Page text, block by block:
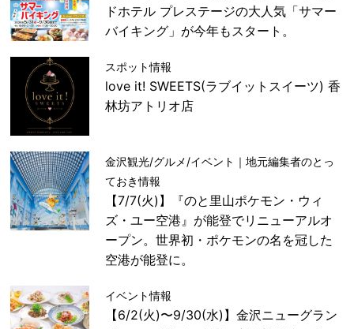
ドホテル プレステージの大人気「サマー
バイキング」が今年もスタート。
スポット情報
love it! SWEETS(ラブイットスイーツ) 香
林坊アトリオ店
金沢観光/グルメ/イベント｜地元編集者のとっ
ておき情報
【7/7(火)】『のと里山ポケモン・ウィ
ズ・ユー空港』が能登でリニューアルオ
ープン。世界初・ポケモンの名を冠した
空港が能登に。
イベント情報
【6/2(火)〜9/30(水)】金沢ニューグラン